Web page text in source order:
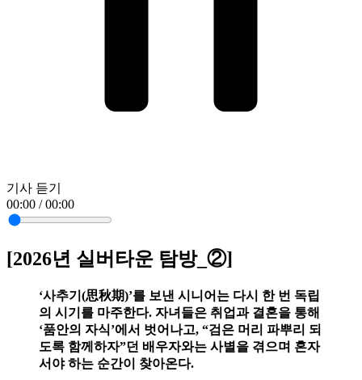
기사 듣기
00:00 / 00:00
[2026년 실버타운 탐방_②]
‘사추기(思秋期)’를 보낸 시니어는 다시 한 번 독립
의 시기를 마주한다. 자녀들은 취업과 결혼을 통해
‘품안의 자식’에서 벗어나고, “검은 머리 파뿌리 되
도록 함께하자”던 배우자와는 사별을 겪으며 혼자
서야 하는 순간이 찾아온다.